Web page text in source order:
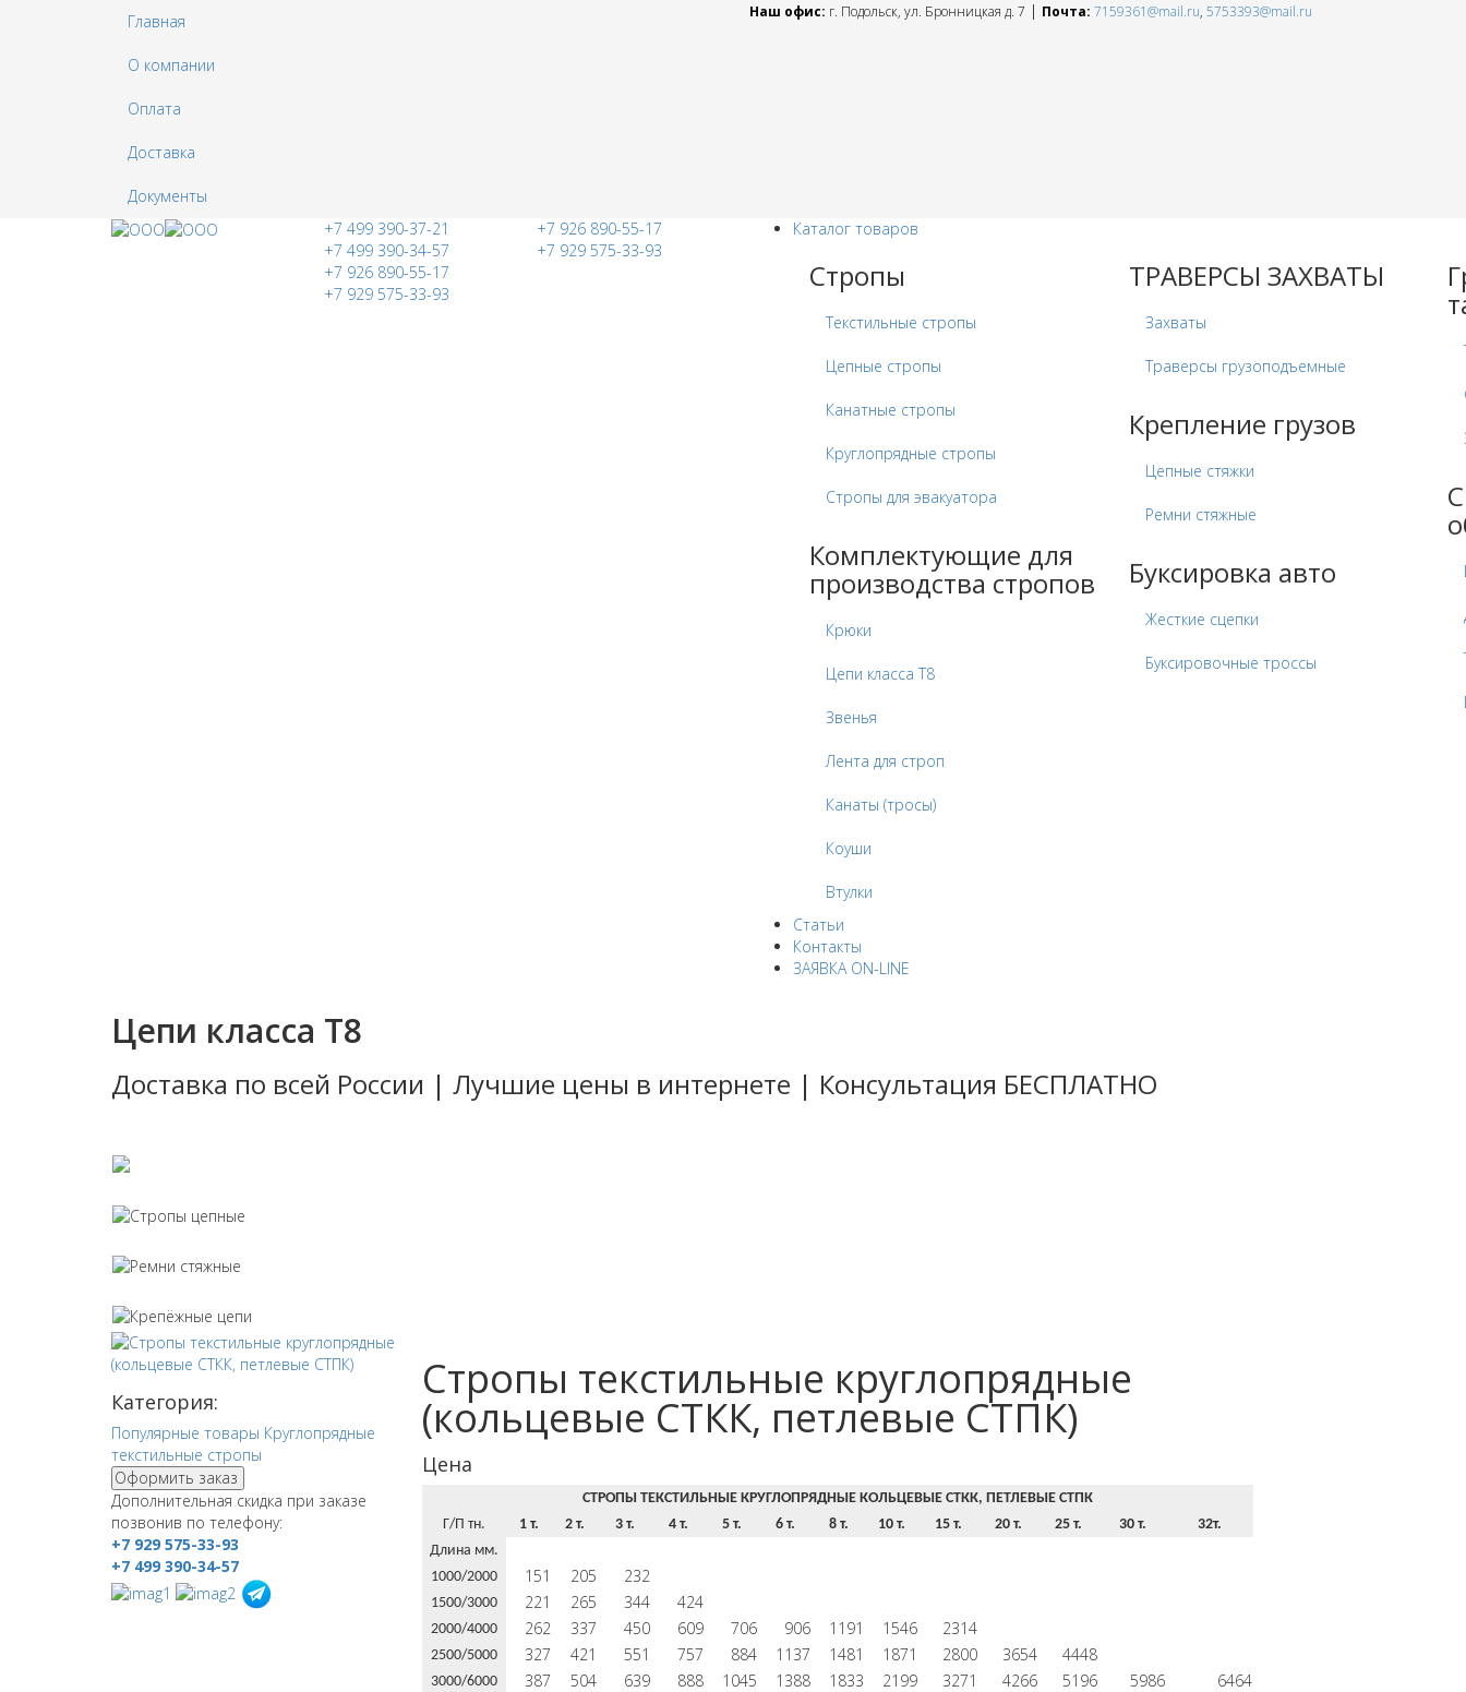
Главная
О компании
Оплата
Доставка
Документы
Наш офис: г. Подольск, ул. Бронницкая д. 7 | Почта: 7159361@mail.ru, 5753393@mail.ru
+7 499 390-37-21
+7 499 390-34-57
+7 926 890-55-17
+7 929 575-33-93
+7 926 890-55-17
+7 929 575-33-93
Каталог товаров
Стропы
Текстильные стропы
Цепные стропы
Канатные стропы
Круглопрядные стропы
Стропы для эвакуатора
Комплектующие для
производства стропов
Крюки
Цепи класса Т8
Звенья
Лента для строп
Канаты (тросы)
Коуши
Втулки
ТРАВЕРСЫ ЗАХВАТЫ
Захваты
Траверсы грузоподъемные
Крепление грузов
Цепные стяжки
Ремни стяжные
Буксировка авто
Жесткие сцепки
Буксировочные троссы
Статьи
Контакты
ЗАЯВКА ON-LINE
Цепи класса Т8
Доставка по всей России | Лучшие цены в интернете | Консультация БЕСПЛАТНО
Категория:
Популярные товары Круглопрядные
текстильные стропы
Оформить заказ
Дополнительная скидка при заказе
позвонив по телефону:
+7 929 575-33-93
+7 499 390-34-57
Стропы текстильные круглопрядные
(кольцевые СТКК, петлевые СТПК)
Цена
СТРОПЫ ТЕКСТИЛЬНЫЕ КРУГЛОПРЯДНЫЕ КОЛЬЦЕВЫЕ СТКК, ПЕТЛЕВЫЕ СТПК
Г/П тн.
1 т. 2 т. 3 т. 4 т. 5 т. 6 т. 8 т. 10 т. 15 т. 20 т. 25 т. 30 т.
32т.
Длина мм.
1000/2000
151 205 232
1500/3000 221 265 344 424
2000/4000 262 337 450 609 706 906 1191 1546 2314
2500/5000 327 421 551 757 884 1137 1481 1871 2800 3654 4448
3000/6000 387 504 639 888 1045 1388 1833 2199 3271 4266 5196 5986 6464